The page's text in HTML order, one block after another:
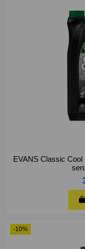
EVANS Classic Cool
-10%